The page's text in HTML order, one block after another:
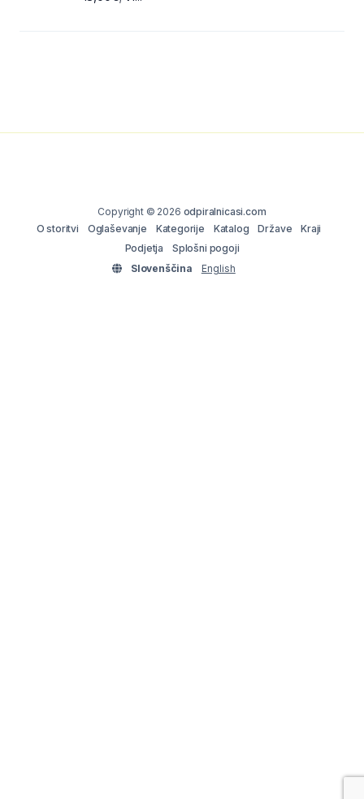
Copyright © 2026 odpiralnicasi.com
O storitvi
Oglaševanje Kategorije Katalog Države
Kraji
Podjetja
Splošni pogoji
Slovenščina
English